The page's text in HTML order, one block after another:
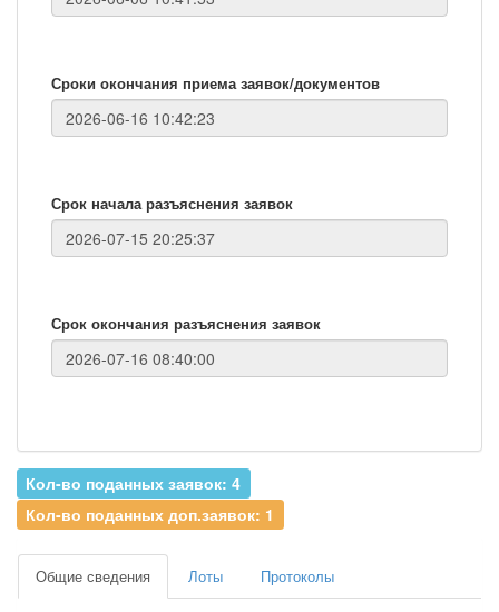
Сроки окончания приема заявок/документов
Срок начала разъяснения заявок
Срок окончания разъяснения заявок
Кол-во поданных заявок: 4
Кол-во поданных доп.заявок: 1
Общие сведения Лоты Протоколы